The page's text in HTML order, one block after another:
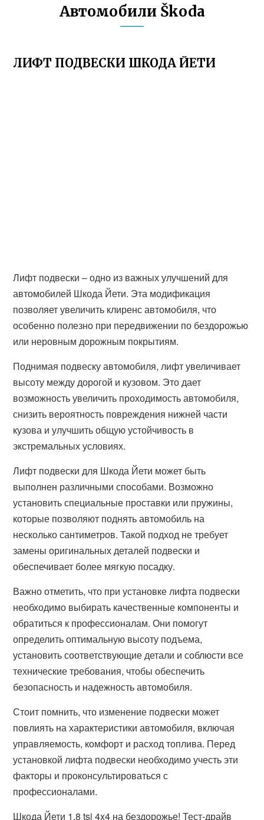
Автомобили Škoda
ЛИФТ ПОДВЕСКИ ШКОДА ЙЕТИ
Лифт подвески – одно из важных улучшений для
автомобилей Шкода Йети. Эта модификация
позволяет увеличить клиренс автомобиля, что
особенно полезно при передвижении по бездорожью
или неровным дорожным покрытиям.
Поднимая подвеску автомобиля, лифт увеличивает
высоту между дорогой и кузовом. Это дает
возможность увеличить проходимость автомобиля,
снизить вероятность повреждения нижней части
кузова и улучшить общую устойчивость в
экстремальных условиях.
Лифт подвески для Шкода Йети может быть
выполнен различными способами. Возможно
установить специальные проставки или пружины,
которые позволяют поднять автомобиль на
несколько сантиметров. Такой подход не требует
замены оригинальных деталей подвески и
обеспечивает более мягкую посадку.
Важно отметить, что при установке лифта подвески
необходимо выбирать качественные компоненты и
обратиться к профессионалам. Они помогут
определить оптимальную высоту подъема,
установить соответствующие детали и соблюсти все
технические требования, чтобы обеспечить
безопасность и надежность автомобиля.
Стоит помнить, что изменение подвески может
повлиять на характеристики автомобиля, включая
управляемость, комфорт и расход топлива. Перед
установкой лифта подвески необходимо учесть эти
факторы и проконсультироваться с
профессионалами.
Шкода Йети 1.8 tsi 4x4 на бездорожье! Тест-драйв